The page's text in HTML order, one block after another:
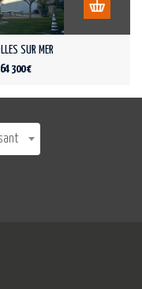
SUR MER
300 €